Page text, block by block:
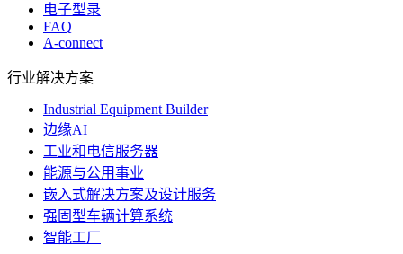
电子型录
FAQ
A-connect
行业解决方案
Industrial Equipment Builder
边缘AI
工业和电信服务器
能源与公用事业
嵌入式解决方案及设计服务
强固型车辆计算系统
智能工厂